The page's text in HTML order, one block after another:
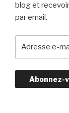
blog et
par email.
s